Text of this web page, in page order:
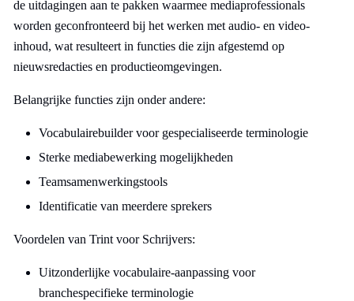
de uitdagingen aan te pakken waarmee mediaprofessionals
worden geconfronteerd bij het werken met audio- en video-
inhoud, wat resulteert in functies die zijn afgestemd op
nieuwsredacties en productieomgevingen.
Belangrijke functies zijn onder andere:
Vocabulairebuilder voor gespecialiseerde terminologie
Sterke mediabewerking mogelijkheden
Teamsamenwerkingstools
Identificatie van meerdere sprekers
Voordelen van Trint voor Schrijvers:
Uitzonderlijke vocabulaire-aanpassing voor
branchespecifieke terminologie